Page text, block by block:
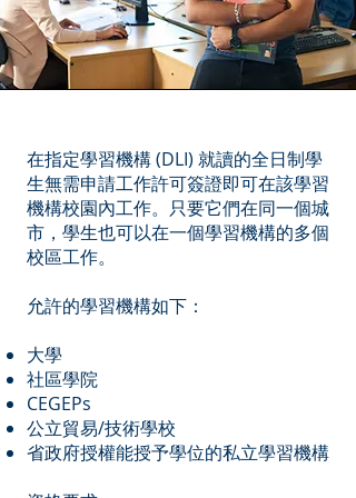
在指定學習機構 (DLI) 就讀的全日制學
生無需申請工作許可簽證即可在該學習
機構校園內工作。只要它們在同一個城
市，學生也可以在一個學習機構的多個
校區工作。
允許的學習機構如下：
大學
社區學院
CEGEPs
公立貿易/技術學校
省政府授權能授予學位的私立學習機構